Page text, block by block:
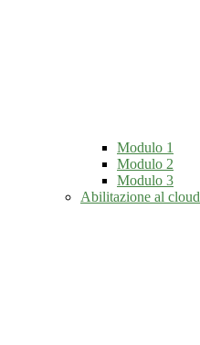
Modulo 1
Modulo 2
Modulo 3
Abilitazione al cloud